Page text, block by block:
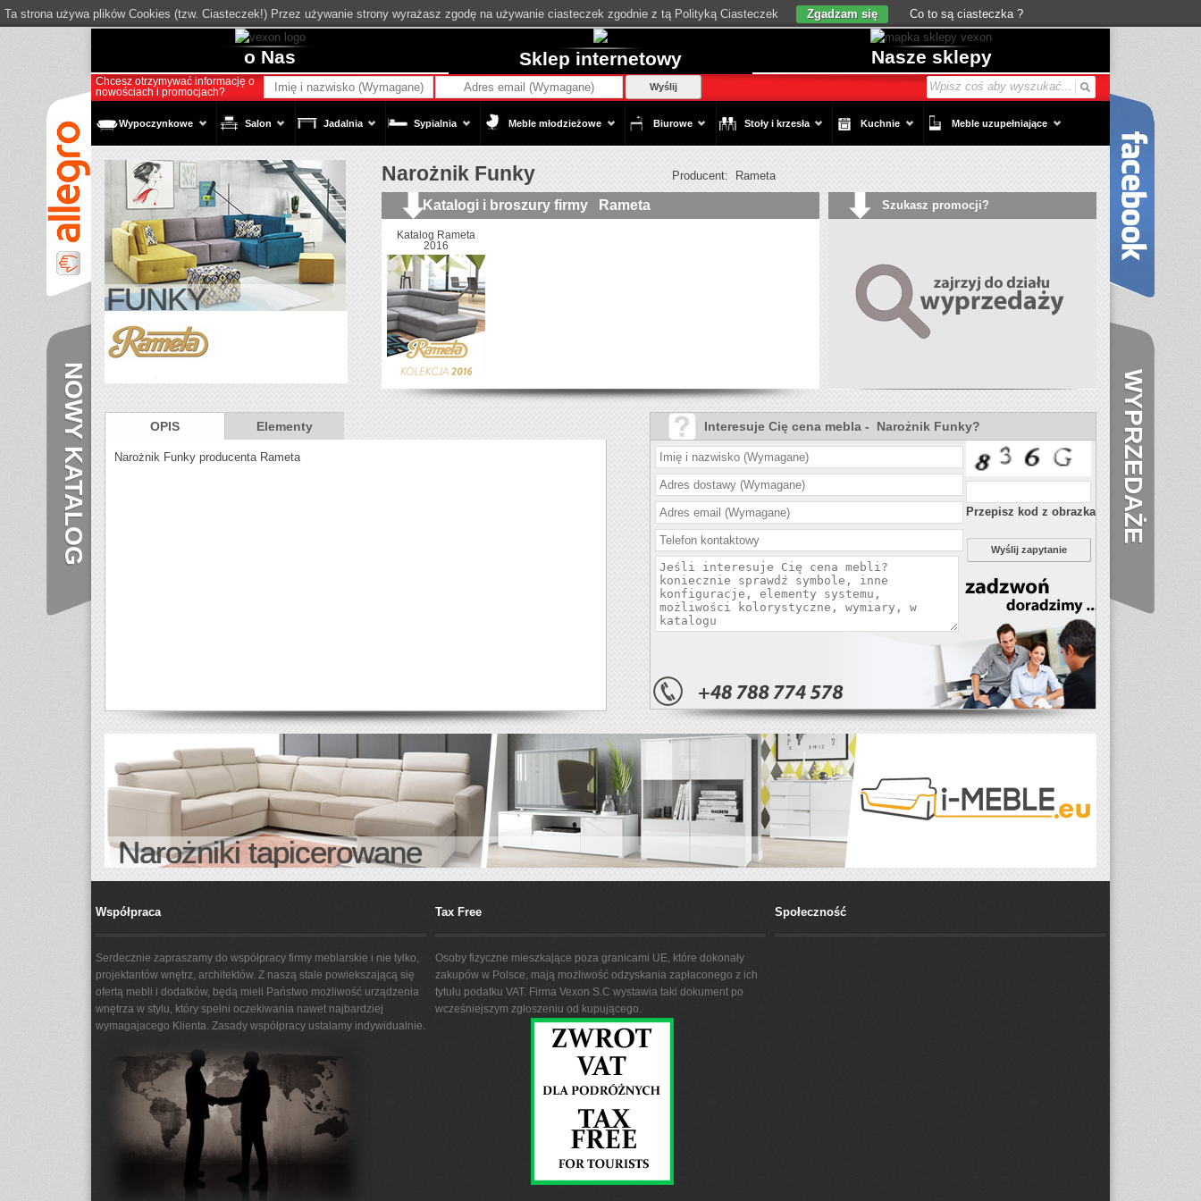
o Nas Sklep internetowy Nasze sklepy
NOWY KATALOG WYPRZEDAŻE
Chcesz otrzymywać informację o
nowościach i promocjach?
Wyślij
Wypoczynkowe Salon Jadalnia Sypialnia Meble młodzieżowe Biurowe Stoły i krzesła Kuchnie Meble uzupełniające
FUNKY
Narożnik Funky Producent: Rameta
Katalogi i broszury firmy Rameta
Katalog Rameta
2016
Szukasz promocji?
OPIS Elementy
Narożnik Funky producenta Rameta
Interesuje Cię cena mebla - Narożnik Funky?
Przepisz kod z obrazka
Wyślij zapytanie
Narożniki tapicerowane
Współpraca
Serdecznie zapraszamy do współpracy firmy meblarskie i nie tylko,
projektantów wnętrz, architektów. Z naszą stale powiekszającą się
ofertą mebli i dodatków, będą mieli Państwo możliwość urządzenia
wnętrza w stylu, który spełni oczekiwania nawet najbardziej
wymagajacego Klienta. Zasady współpracy ustalamy indywidualnie.
Tax Free
Osoby fizyczne mieszkające poza granicami UE, które dokonały
zakupów w Polsce, mają możliwość odzyskania zapłaconego z ich
tytułu podatku VAT. Firma Vexon S.C wystawia taki dokument po
wcześniejszym zgłoszeniu od kupującego.
Społeczność
Ta strona używa plików Cookies (tzw. Ciasteczek!) Przez używanie strony wyrażasz zgodę na używanie ciasteczek zgodnie z tą Polityką Ciasteczek Zgadzam się Co to są ciasteczka ?